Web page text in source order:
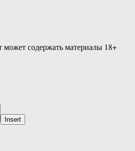
может содержать материалы 18+
Insert